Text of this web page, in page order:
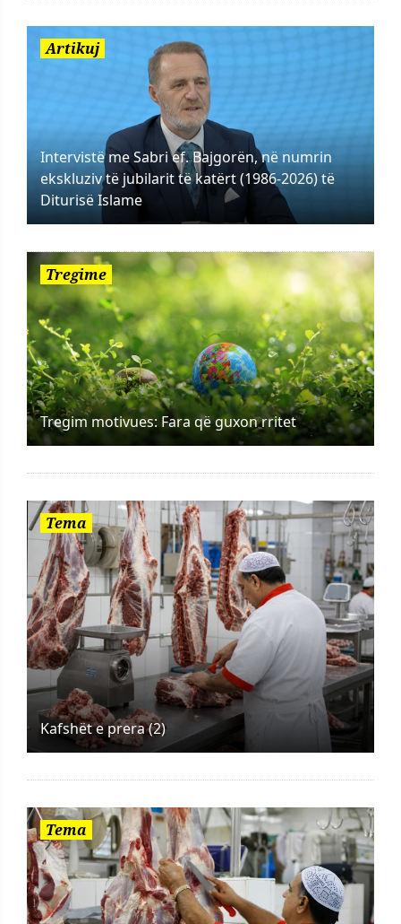
Artikuj
Intervistë me Sabri ef. Bajgorën, në numrin
ekskluziv të jubilarit të katërt (1986-2026) të
Diturisë Islame
Tregime
Tregim motivues: Fara që guxon rritet
Tema
Kafshët e prera (2)
Tema